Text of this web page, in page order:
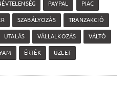
PAYPAL PIAC
SZABÁLYOZÁS TRANZAKCIÓ
UTALÁS VÁLLALKOZÁS VÁLTÓ
ÉRTÉK ÜZLET